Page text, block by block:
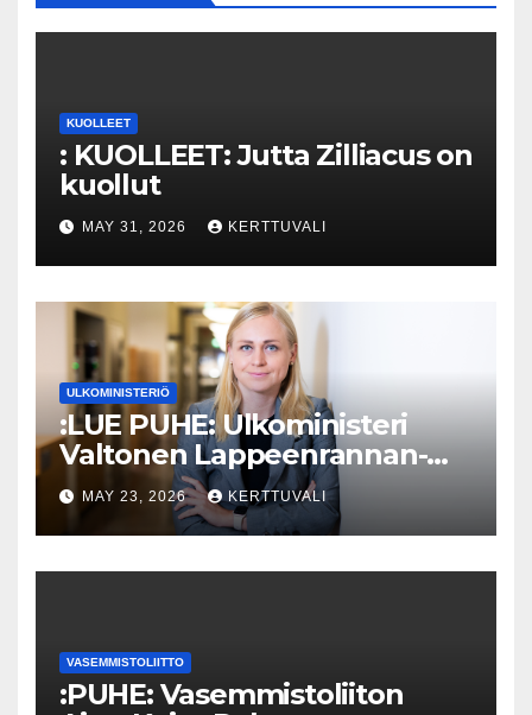
KUOLLEET
: KUOLLEET: Jutta Zilliacus on
kuollut
MAY 31, 2026 KERTTUVALI
ULKOMINISTERIÖ
:LUE PUHE: Ulkoministeri
Valtonen Lappeenrannan-
Lahden teknillisen yliopiston
kunniatohtoriksi
MAY 23, 2026 KERTTUVALI
VASEMMISTOLIITTO
:PUHE: Vasemmistoliiton